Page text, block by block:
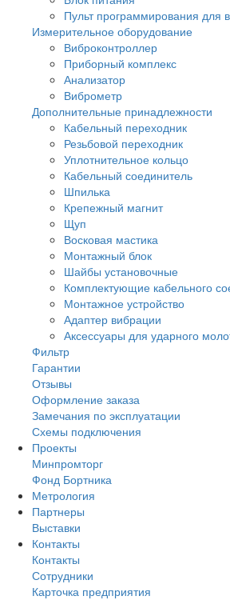
Пульт программирования для
Измерительное оборудование
Виброконтроллер
Приборный комплекс
Анализатор
Виброметр
Дополнительные принадлежности
Кабельный переходник
Резьбовой переходник
Уплотнительное кольцо
Кабельный соединитель
Шпилька
Крепежный магнит
Щуп
Восковая мастика
Монтажный блок
Шайбы установочные
Комплектующие кабельного
Монтажное устройство
Адаптер вибрации
Аксессуары для ударного
Фильтр
Гарантии
Отзывы
Оформление заказа
Замечания по эксплуатации
Схемы подключения
Проекты
Минпромторг
Фонд Бортника
Метрология
Партнеры
Выставки
Контакты
Контакты
Сотрудники
Карточка предприятия